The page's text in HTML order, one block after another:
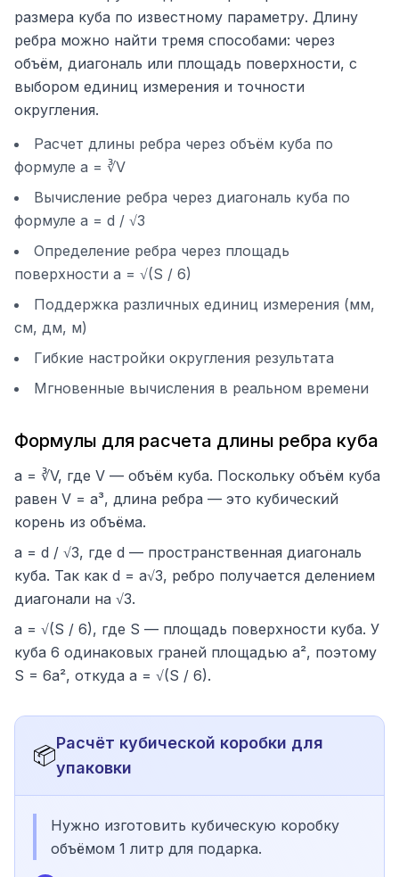
размера куба по известному параметру. Длину
ребра можно найти тремя способами: через
объём, диагональ или площадь поверхности, с
выбором единиц измерения и точности
округления.
Расчет длины ребра через объём куба по
формуле a = ∛V
Вычисление ребра через диагональ куба по
формуле a = d / √3
Определение ребра через площадь
поверхности a = √(S / 6)
Поддержка различных единиц измерения (мм,
см, дм, м)
Гибкие настройки округления результата
Мгновенные вычисления в реальном времени
Формулы для расчета длины ребра куба
a = ∛V, где V — объём куба. Поскольку объём куба
равен V = a³, длина ребра — это кубический
корень из объёма.
a = d / √3, где d — пространственная диагональ
куба. Так как d = a√3, ребро получается делением
диагонали на √3.
a = √(S / 6), где S — площадь поверхности куба. У
куба 6 одинаковых граней площадью a², поэтому
S = 6a², откуда a = √(S / 6).
📦Расчёт кубической коробки для
упаковки
Нужно изготовить кубическую коробку
объёмом 1 литр для подарка.